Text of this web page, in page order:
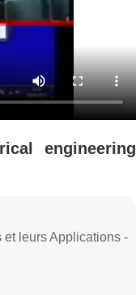
engineering
leurs Applications -